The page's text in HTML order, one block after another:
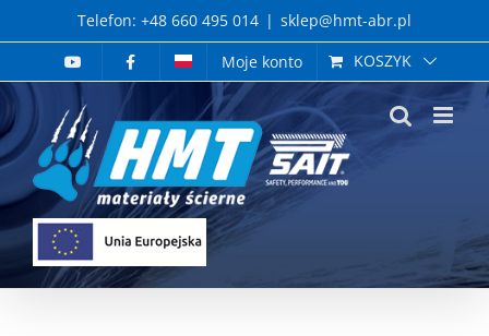
to
Telefon: +48 660 495 014 | sklep@hmt-abr.pl
Moje konto
KOSZYK